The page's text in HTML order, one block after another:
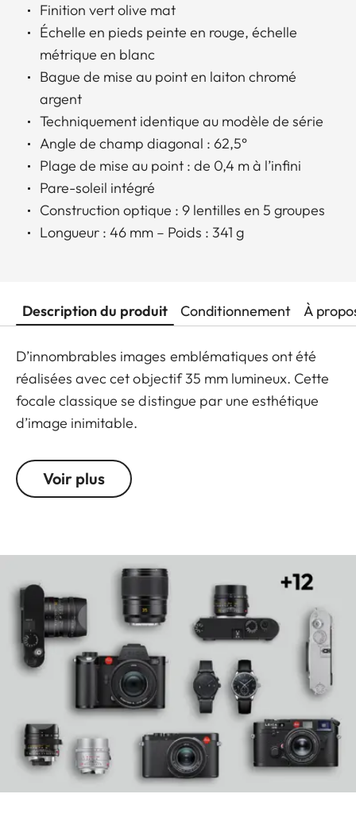
Finition vert olive mat
Échelle en pieds peinte en rouge, échelle
métrique en blanc
Bague de mise au point en laiton chromé
argent
Techniquement identique au modèle de série
Angle de champ diagonal : 62,5°
Plage de mise au point : de 0,4 m à l’infini
Pare-soleil intégré
Construction optique : 9 lentilles en 5 groupes
Longueur : 46 mm – Poids : 341 g
Description du produit Conditionnement À
D’innombrables images emblématiques ont été
réalisées avec cet objectif 35 mm lumineux. Cette
focale classique se distingue par une esthétique
d’image inimitable.
design tout aussi singulier : sa finition olive mat
remarquable est non seulement particulièrement
Techniquement identique au modèle de série,
cette édition spéciale excelle dans toutes les
situations : mise au point sélective à courte
distance, conditions lumineuses difficiles, ou
encore paysages nécessitant une qualité d’image
optimale.
Voir plus